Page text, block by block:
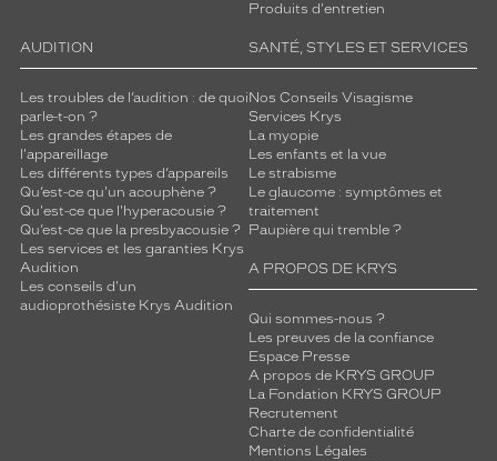
Produits d'entretien
AUDITION
Les troubles de l’audition : de quoi
parle-t-on ?
Les grandes étapes de
l'appareillage
Les différents types d’appareils
Qu’est-ce qu'un acouphène ?
Qu'est-ce que l'hyperacousie ?
Qu’est-ce que la presbyacousie ?
Les services et les garanties Krys
Audition
Les conseils d'un
audioprothésiste Krys Audition
SANTÉ, STYLES ET SERVICES
Nos Conseils Visagisme
Services Krys
La myopie
Les enfants et la vue
Le strabisme
Le glaucome : symptômes et
traitement
Paupière qui tremble ?
A PROPOS DE KRYS
Qui sommes-nous ?
Les preuves de la confiance
Espace Presse
A propos de KRYS GROUP
La Fondation KRYS GROUP
Recrutement
Charte de confidentialité
Mentions Légales